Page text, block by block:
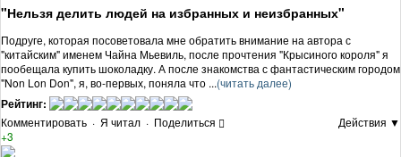
"Нельзя делить людей на избранных и неизбранных"
Подруге, которая посоветовала мне обратить внимание на автора с
"китайским" именем Чайна Мьевиль, после прочтения "Крысиного короля" я
пообещала купить шоколадку. А после знакомства с фантастическим городом
"Non Lon Don", я, во-первых, поняла что ...(читать далее)
Рейтинг:
Комментировать · Я читал · Поделиться
Действия ▼
+3